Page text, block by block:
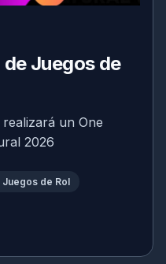
Juegos de
un One
2026
Juegos de Rol